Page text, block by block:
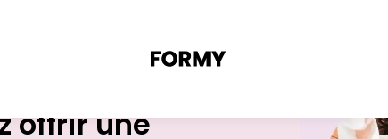
offrir une